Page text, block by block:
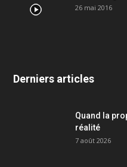
26 mai 2016
Derniers articles
Quand la
réalité
7 août 2026